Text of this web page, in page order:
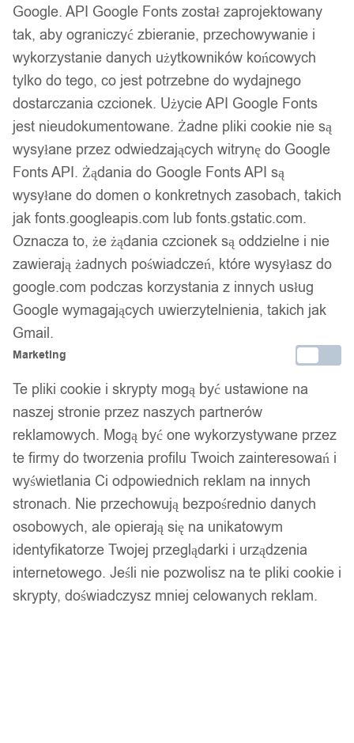
Kabura pistolet asg uniwersalna iwb
wewnętrzna glock 9mm 38 357 czarna
37,99 zł
Google. API Google Fonts został zaprojektowany
tak, aby ograniczyć zbieranie, przechowywanie i
wykorzystanie danych użytkowników końcowych
tylko do tego, co jest potrzebne do wydajnego
dostarczania czcionek. Użycie API Google Fonts
jest nieudokumentowane. Żadne pliki cookie nie są
wysyłane przez odwiedzających witrynę do Google
Fonts API. Żądania do Google Fonts API są
wysyłane do domen o konkretnych zasobach, takich
jak fonts.googleapis.com lub fonts.gstatic.com.
Oznacza to, że żądania czcionek są oddzielne i nie
zawierają żadnych poświadczeń, które wysyłasz do
google.com podczas korzystania z innych usług
Google wymagających uwierzytelnienia, takich jak
Gmail.
Marketing
Te pliki cookie i skrypty mogą być ustawione na
naszej stronie przez naszych partnerów
reklamowych. Mogą być one wykorzystywane przez
te firmy do tworzenia profilu Twoich zainteresowań i
wyświetlania Ci odpowiednich reklam na innych
stronach. Nie przechowują bezpośrednio danych
osobowych, ale opierają się na unikatowym
identyfikatorze Twojej przeglądarki i urządzenia
internetowego. Jeśli nie pozwolisz na te pliki cookie i
skrypty, doświadczysz mniej celowanych reklam.